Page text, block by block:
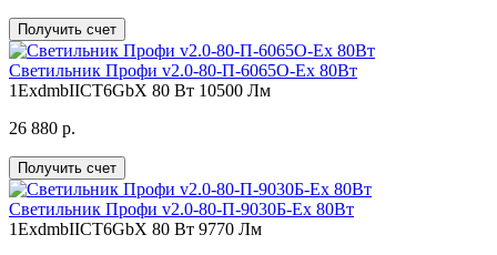
Получить счет
Светильник Профи v2.0-80-П-6065О-Ex 80Вт
1ExdmbIICT6GbX 80 Вт 10500 Лм
26 880 р.
Получить счет
Светильник Профи v2.0-80-П-9030Б-Ex 80Вт
1ExdmbIICT6GbX 80 Вт 9770 Лм